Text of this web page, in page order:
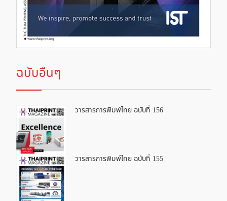
ฉบับอื่นๆ
วารสารการพิมพ์ไทย ฉบับที่ 156
วารสารการพิมพ์ไทย ฉบับที่ 155